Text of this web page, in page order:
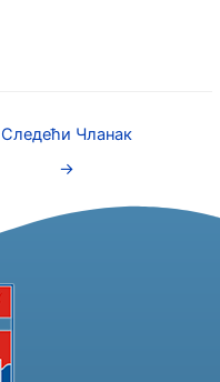
Следећи Чланак
→